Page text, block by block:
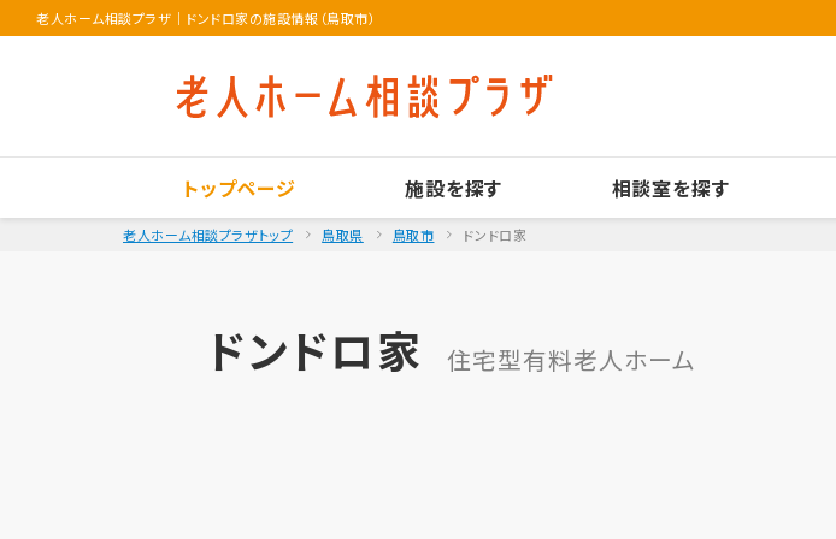
老人ホーム相談プラザ ｜ ドンドロ家の施設情報（鳥取市）
トップページ 施設を探す 相談室を探す
老人ホーム相談プラザトップ 鳥取県 鳥取市 ドンドロ家
ドンドロ家 住宅型有料老人ホーム